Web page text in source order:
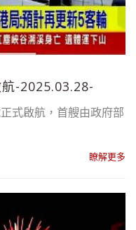
-2025.03.28-
式啟航，首艘由政府部